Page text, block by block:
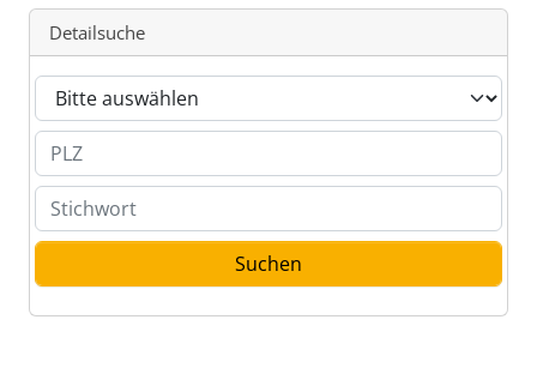
Detailsuche
Branche
PLZ
Stichwort